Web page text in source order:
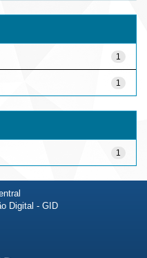
1
1
1
Digital - GID